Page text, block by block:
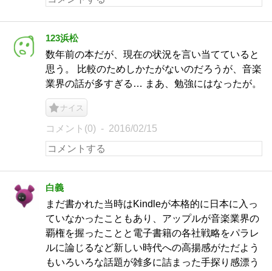
123浜松
数年前の本だが、現在の状況を言い当てていると
思う。 比較のためしかたがないのだろうが、音楽
業界の話が多すぎる… まあ、勉強にはなったが。
ナイス
コメント(0) 2016/02/15
白義
まだ書かれた当時はKindleが本格的に日本に入っ
ていなかったこともあり、アップルが音楽業界の
覇権を握ったことと電子書籍の各社戦略をパラレ
ルに論じるなど新しい時代への高揚感がただよう
もいろいろな話題が雑多に詰まった手探り感漂う